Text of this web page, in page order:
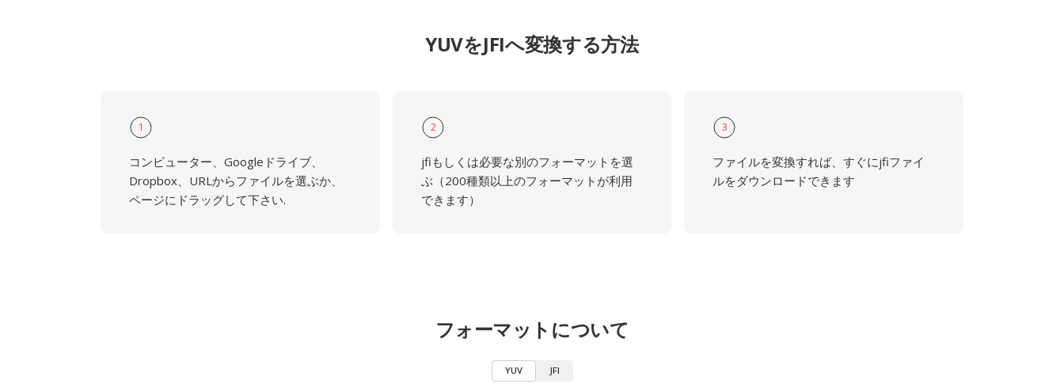
YUVをJFIへ変換する方法
1
コンピューター、Googleドライブ、
Dropbox、URLからファイルを選ぶか、
ページにドラッグして下さい.
2
jfiもしくは必要な別のフォーマットを選
ぶ（200種類以上のフォーマットが利用
できます）
3
ファイルを変換すれば、すぐにjfiファイ
ルをダウンロードできます
フォーマットについて
YUV JFI